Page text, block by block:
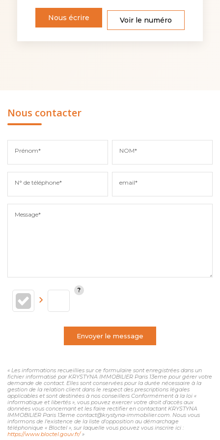
Nous écrire Voir le numéro
Nous contacter
Prénom* NOM*
N° de téléphone* email*
Message*
Envoyer le message
« Les informations recueillies sur ce formulaire sont enregistrées dans un
fichier informatisé par KRYSTYNA IMMOBILIER Paris 13eme pour gérer votre
demande de contact. Elles sont conservées pour la durée nécessaire à la
gestion de la relation client dans le respect des prescriptions légales
applicables et sont destinées à nos conseillers Conformément à la loi «
informatique et libertés », vous pouvez exercer votre droit d'accès aux
données vous concernant et les faire rectifier en contactant KRYSTYNA
IMMOBILIER Paris 13eme contact@krystyna-immobilier.com. Nous vous
informons de l'existence de la liste d'opposition au démarchage
téléphonique « Bloctel », sur laquelle vous pouvez vous inscrire ici :
https://www.bloctel.gouv.fr/»